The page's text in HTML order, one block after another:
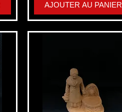
AJOUTER AU PANIER